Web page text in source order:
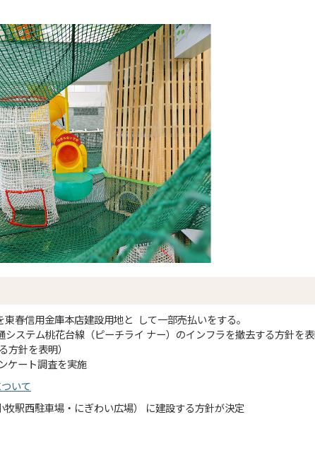
春信用金庫本店建設用地と して一部売払いをする。
ステム桃花台線（ピーチライ ナー）のインフラを撤去する方針を
針を表明）
ケート調査を実施
いて
駅西駐車場・にぎわい広場） に建設する方針が決定